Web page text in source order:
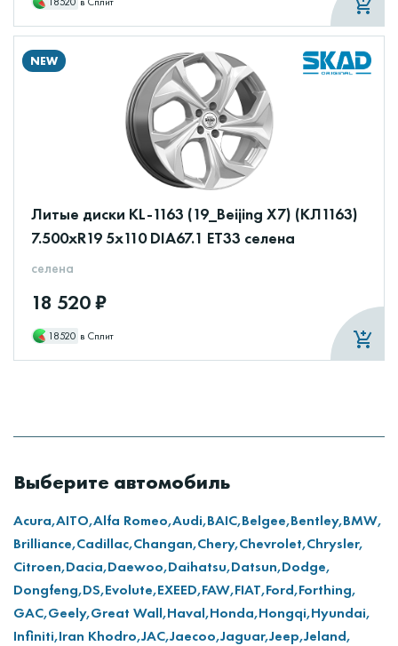
NEW
Литые диски KL-1163 (19_Beijing X7) (КЛ1163)
7.500xR19 5x110 DIA67.1 ET33 селена
селена
18 520 ₽
18520 в Сплит
Выберите автомобиль
Acura,AITO,Alfa Romeo,Audi,BAIC,Belgee,Bentley,BMW,
Brilliance,Cadillac,Changan,Chery,Chevrolet,Chrysler,
Citroen,Dacia,Daewoo,Daihatsu,Datsun,Dodge,
Dongfeng,DS,Evolute,EXEED,FAW,FIAT,Ford,Forthing,
GAC,Geely,Great Wall,Haval,Honda,Hongqi,Hyundai,
Infiniti,Iran Khodro,JAC,Jaecoo,Jaguar,Jeep,Jeland,